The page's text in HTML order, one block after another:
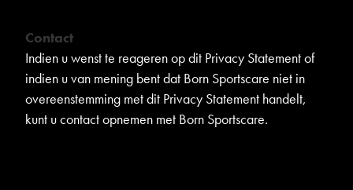
Contact
Indien u wenst te reageren op dit Privacy Statement of
indien u van mening bent dat Born Sportscare niet in
overeenstemming met dit Privacy Statement handelt,
kunt u contact opnemen met Born Sportscare.